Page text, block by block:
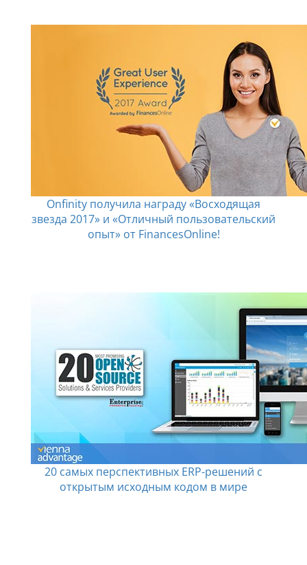
Onfinity получила награду «Восходящая
звезда 2017» и «Отличный пользовательский
опыт» от FinancesOnline!
20 самых перспективных ERP-решений с
открытым исходным кодом в мире